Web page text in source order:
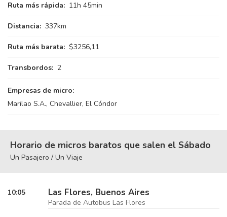
Ruta más rápida: 11h 45min
Distancia: 337km
Ruta más barata: $3256,11
Transbordos: 2
Empresas de micro:
Marilao S.A., Chevallier, El Cóndor
Horario de micros baratos que salen el Sábado
Un Pasajero / Un Viaje
10:05 Las Flores, Buenos Aires
Parada de Autobus Las Flores